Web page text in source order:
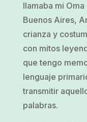
llamaba mi
Buenos Aires,
crianza y
con mitos
que tengo
lenguaje
transmitir
palabras.